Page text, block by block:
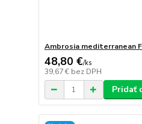
Ambrosia mediterranean
48,80 €/ks
39,67 € bez DPH
Pridať